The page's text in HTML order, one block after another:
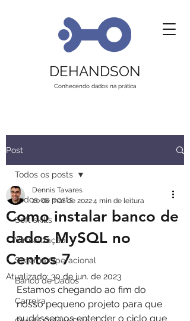
DEHANDSON
Conhecendo dados na prática
Post
Todos os posts
Soft skills
Virtualização
Sistema Operacional
Banco de Dados
Carreira
Todos os posts
Como instalar banco de
dados MySQL no
Centos 7
Dennis Tavares
20 de mar. de 20224 min de leitura
Atualizado: 30 de jun. de 2023
Estamos chegando ao fim do
nosso pequeno projeto para que
pudéssemos entender o ciclo que